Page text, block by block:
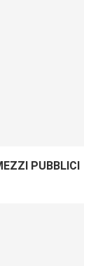
PUBBLICI